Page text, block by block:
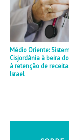
Médio Oriente:
Cisjordânia à beira
à retenção de
Israel